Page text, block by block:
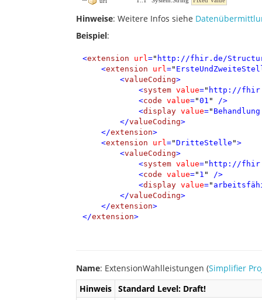
Hinweise: Weitere Infos siehe
Beispiel:
<extension url =" http://fhir.de/
<extension url ="
<valueCoding>
<system value=" http://
<code value="01 "
/>
<display value="
</valueCoding>
</extension>
<extension url ="DritteStelle ">
<valueCoding>
<system value=" http://
<code value=" 1 "
/>
<display value="
</valueCoding>
</extension>
</extension>
Name: ExtensionWahlleistungen (Simplifier
Hinweis Standard Level: Draft!